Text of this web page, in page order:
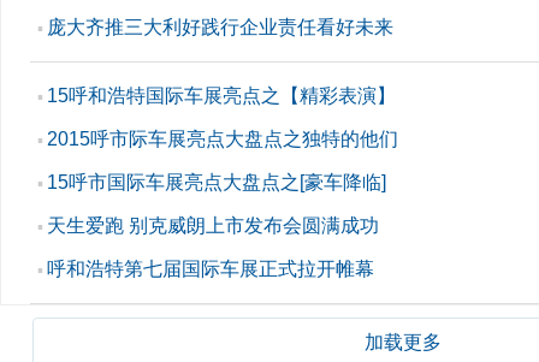
▪ 庞大齐推三大利好践行企业责任看好未来
▪ 15呼和浩特国际车展亮点之【精彩表演】
▪ 2015呼市际车展亮点大盘点之独特的他们
▪ 15呼市国际车展亮点大盘点之[豪车降临]
▪ 天生爱跑 别克威朗上市发布会圆满成功
▪ 呼和浩特第七届国际车展正式拉开帷幕
加载更多